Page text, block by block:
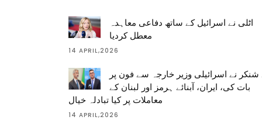
اٹلی نے اسرائیل کے ساتھ دفاعی معاہدہ
معطل کردیا
14 APRIL,2026
نے اسرائیلی وزیر خارجہ سے فون پر
بات کی، ایران، آبنائے ہرمز اور لبنان کے
معاملات پر کیا تبادلہ خیال
14 APRIL,2026